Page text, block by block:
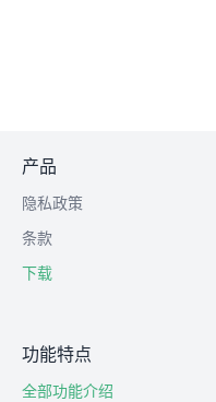
产品
隐私政策
条款
下载
功能特点
全部功能介绍